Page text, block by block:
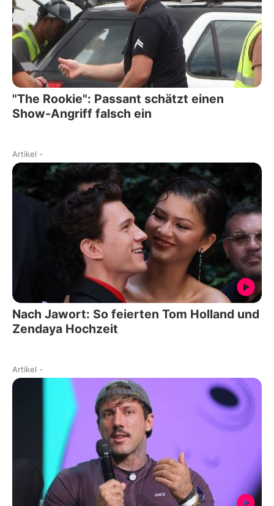
"The Rookie": Passant schätzt einen
Show-Angriff falsch ein
Artikel -
Nach Jawort: So feierten Tom Holland und
Zendaya Hochzeit
Artikel -